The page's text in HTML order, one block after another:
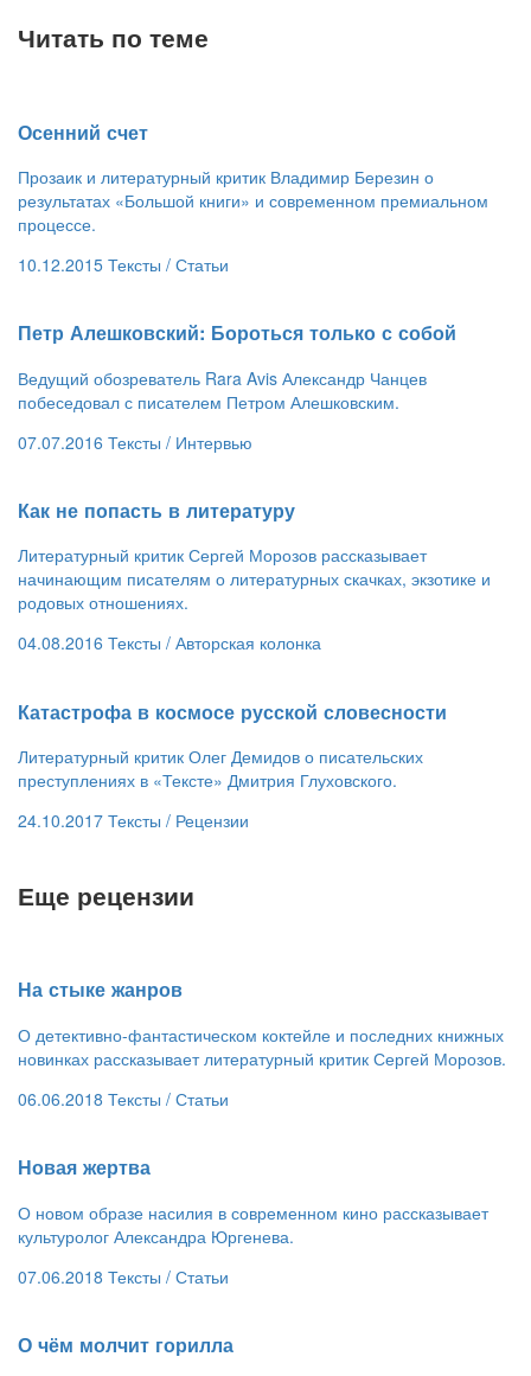
Читать по теме
​Осенний счет
Прозаик и литературный критик Владимир Березин о
результатах «Большой книги» и современном премиальном
процессе.
10.12.2015 Тексты / Статьи
​Петр Алешковский: Бороться только с собой
Ведущий обозреватель Rara Avis Александр Чанцев
побеседовал с писателем Петром Алешковским.
07.07.2016 Тексты / Интервью
​Как не попасть в литературу
Литературный критик Сергей Морозов рассказывает
начинающим писателям о литературных скачках, экзотике и
родовых отношениях.
04.08.2016 Тексты / Авторская колонка
​Катастрофа в космосе русской словесности
Литературный критик Олег Демидов о писательских
преступлениях в «Тексте» Дмитрия Глуховского.
24.10.2017 Тексты / Рецензии
Еще рецензии
​На стыке жанров
О детективно-фантастическом коктейле и последних книжных
новинках рассказывает литературный критик Сергей Морозов.
06.06.2018 Тексты / Статьи
​Новая жертва
О новом образе насилия в современном кино рассказывает
культуролог Александра Юргенева.
07.06.2018 Тексты / Статьи
​О чём молчит горилла